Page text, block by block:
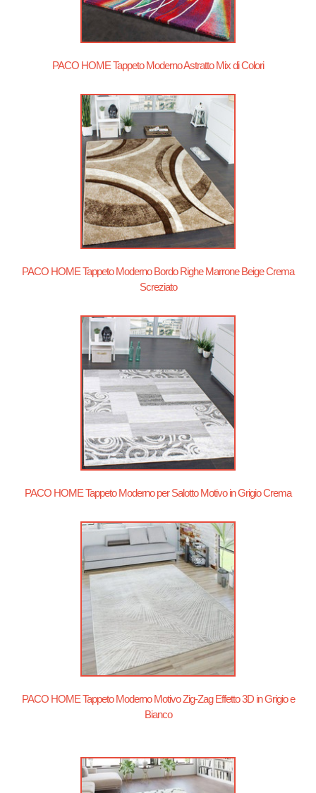
PACO HOME Tappeto Moderno Astratto Mix di Colori
PACO HOME Tappeto Moderno Bordo Righe Marrone Beige Crema
Screziato
PACO HOME Tappeto Moderno per Salotto Motivo in Grigio Crema
PACO HOME Tappeto Moderno Motivo Zig-Zag Effetto 3D in Grigio e
Bianco